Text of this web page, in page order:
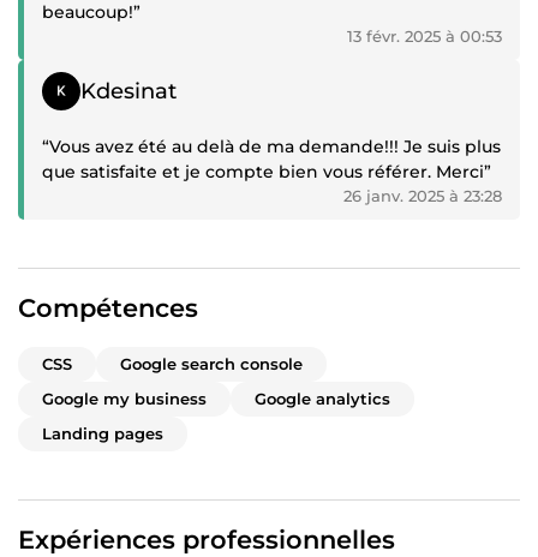
beaucoup!”
13 févr. 2025 à 00:53
Témoignage positif
Kdesinat
“Vous avez été au delà de ma demande!!! Je suis plus
que satisfaite et je compte bien vous référer. Merci”
26 janv. 2025 à 23:28
Compétences
CSS
Google search console
Google my business
Google analytics
Landing pages
Expériences professionnelles